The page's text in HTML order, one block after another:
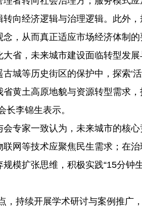
转向经济逻辑与治理逻辑。此外
，从而真正适应市场经济体制的
，未来城市建设面临转型发展
城等历史街区的保护中，探索‘
黄土高原地貌与资源转型需求
长李锦生表示。
家一致认为，未来城市的核心
网等技术应聚焦民生需求；在
模扩张思维，积极实践“15分钟
持续开展学术研讨与案例推广